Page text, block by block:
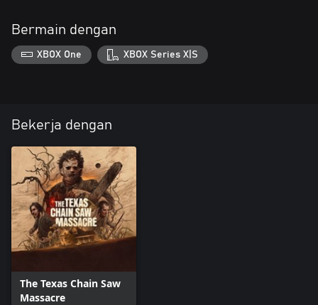
Bermain dengan
XBOX One XBOX Series X|S
Bekerja dengan
The Texas Chain Saw
Massacre